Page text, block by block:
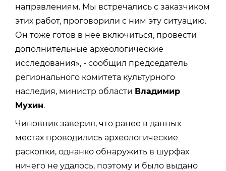
направлениям. Мы встречались с заказчиком
этих работ, проговорили с ним эту ситуацию.
Он тоже готов в нее включиться, провести
дополнительные археологические
исследования», - сообщил председатель
регионального комитета культурного
наследия, министр области Владимир
Мухин.
Чиновник заверил, что ранее в данных
местах проводились археологические
раскопки, однанко обнаружить в шурфах
ничего не удалось, поэтому и было выдано